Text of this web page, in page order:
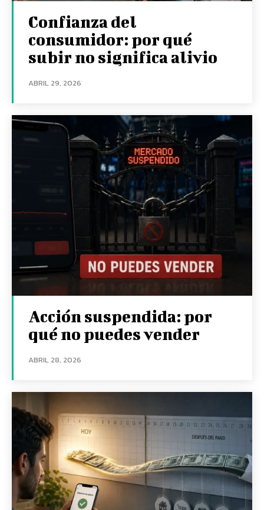
Confianza del
consumidor: por qué
subir no significa alivio
ABRIL 29, 2026
Acción suspendida: por
qué no puedes vender
ABRIL 28, 2026